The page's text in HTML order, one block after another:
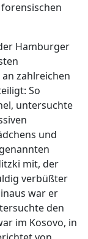
Hamburger
zahlreichen
So
untersuchte
und
mit, der
verbüßter
war er
den
im Kosovo, in